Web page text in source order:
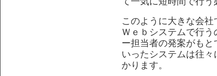
このように大きな会
Ｗｅｂシステムで行
ー担当者の発案がも
いったシステムは往
かります。